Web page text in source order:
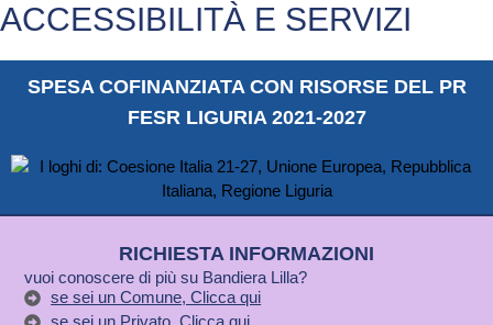
ACCESSIBILITÀ E SERVIZI
SPESA COFINANZIATA CON RISORSE DEL PR
FESR LIGURIA 2021-2027
RICHIESTA INFORMAZIONI
vuoi conoscere di più su Bandiera Lilla?
se sei un Comune, Clicca qui